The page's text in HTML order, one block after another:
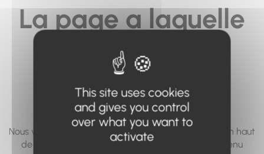
La page a laquelle
vous cherchez à
accéder n'existe
pas... ou plus.
Nous vous invitons à utiliser le moteur de recherche en haut
de page, ou à utiliser le menu pour trouver le contenu
This site uses cookies
and gives you control
over what you want to
activate